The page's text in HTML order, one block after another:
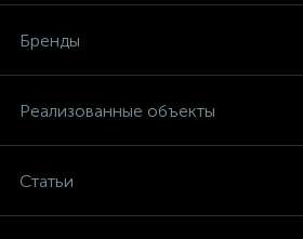
Бренды
Реализованные объекты
Статьи